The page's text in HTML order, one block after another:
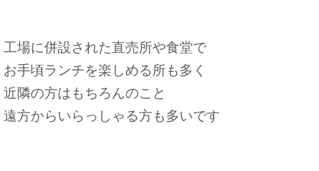
工場に併設された直売所や食堂で
お手頃ランチを楽しめる所も多く
近隣の方はもちろんのこと
遠方からいらっしゃる方も多いです